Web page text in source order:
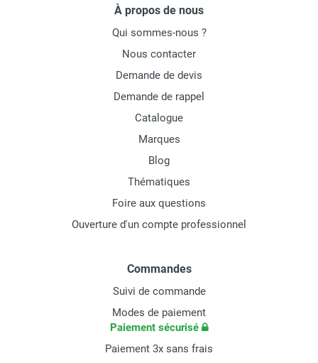
À propos de nous
Qui sommes-nous ?
Nous contacter
Demande de devis
Demande de rappel
Catalogue
Marques
Blog
Thématiques
Foire aux questions
Ouverture d'un compte professionnel
Commandes
Suivi de commande
Modes de paiement
Paiement sécurisé
Paiement 3x sans frais